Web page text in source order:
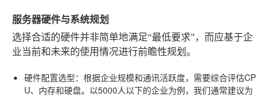
服务器硬件与系统规划
选择合适的硬件并非简单地满足“最低要求”，而应基于企
业当前和未来的使用情况进行前瞻性规划。
硬件配置选型：根据企业规模和通讯活跃度，需要综合评估CP
U、内存和硬盘。以5000人以下的企业为例，我们通常建议为